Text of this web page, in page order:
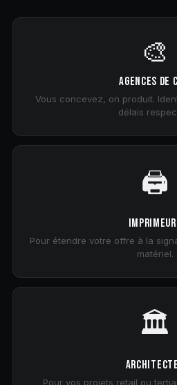
🎨
AGENCES DE
Vous concevez, on produit.
délais
🖨️
Pour étendre votre offre à la
matériel.
🏛️
Pour vos projets retail ou